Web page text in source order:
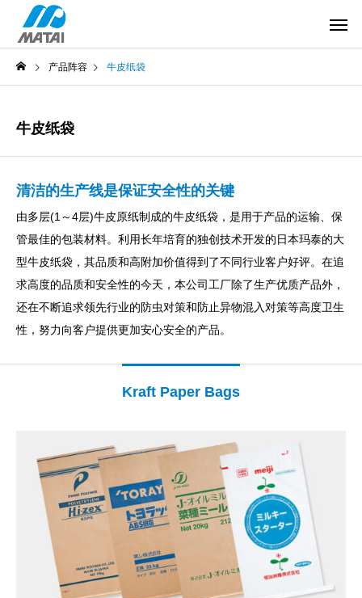
产品阵容 牛皮纸袋
牛皮纸袋
清洁的生产线是保证安全性的关键
由多层(1～4层)牛皮原纸制成的牛皮纸袋，是用于产品的运输、保
管最佳的包装材料。利用长年培育的独创技术开发的日本玛泰的大
型牛皮纸袋，其品质和高附加价值得到了不同行业客户好评。在追
求高度的品质和安全性的今天，本公司工厂除了生产优质产品外，
还在不断追求领先行业的防虫对策和防止异物混入对策等高度卫生
性，努力向客户提供更加安心安全的产品。
Kraft Paper Bags